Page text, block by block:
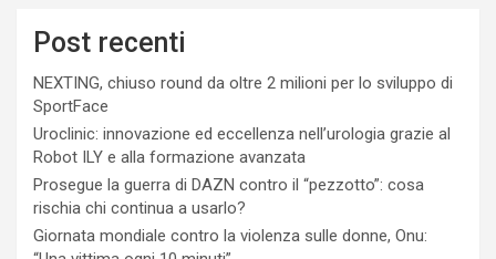
Post recenti
NEXTING, chiuso round da oltre 2 milioni per lo sviluppo di
SportFace
Uroclinic: innovazione ed eccellenza nell’urologia grazie al
Robot ILY e alla formazione avanzata
Prosegue la guerra di DAZN contro il “pezzotto”: cosa
rischia chi continua a usarlo?
Giornata mondiale contro la violenza sulle donne, Onu: